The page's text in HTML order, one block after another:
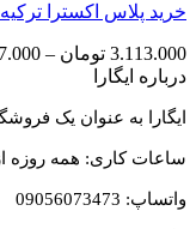
خرید پلاس اکسترا ترکیه Plus Extra
3.113.000 تومان –
درباره ایگارا
ایگارا به عنوان یک
ساعات کاری: همه روزه از ساعت 11
واتساپ: 09056073473